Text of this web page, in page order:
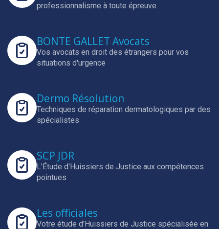
professionnalisme à toute épreuve.
BONTE GALLET Avocats
Vos avocats en droit des étrangers pour vos
situations d'urgence
Dermo Résolution
Techniques de réparation dermatologiques par des
spécialistes
SCP JDR
L'Étude d'Huissiers de Justice aux compétences
pointues
Les officiales
Votre étude d'Huissiers de Justice spécialisée en